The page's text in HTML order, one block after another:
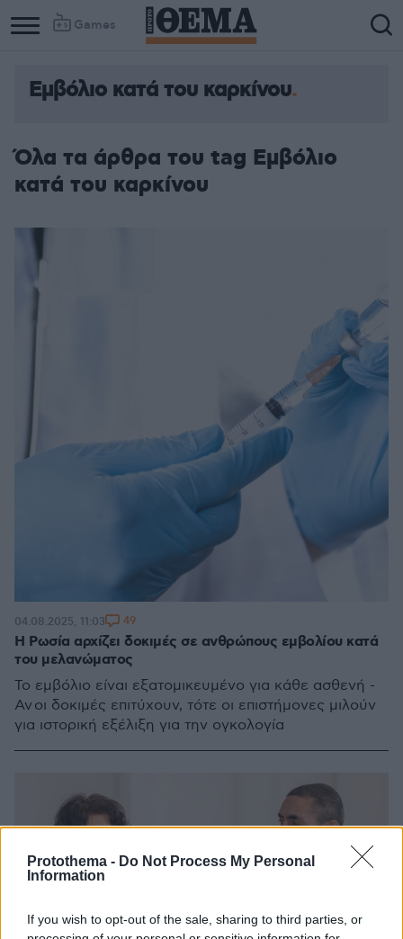
Protothema - Do Not Process My Personal
Information
If you wish to opt-out of the sale, sharing to third parties, or
Games
Εμβόλιο κατά του καρκίνου
Όλα τα άρθρα του tag Εμβόλιο
κατά του καρκίνου
Η Ρωσία αρχίζει δοκιμές σε ανθρώπους εμβολίου κατά
του μελανώματος
Το εμβόλιο είναι εξατομικευμένο για κάθε ασθενή -
Αν οι δοκιμές επιτύχουν, τότε οι επιστήμονες μιλούν
για ιστορική εξέλιξη για την ογκολογία
04.08.2025, 11:03 49